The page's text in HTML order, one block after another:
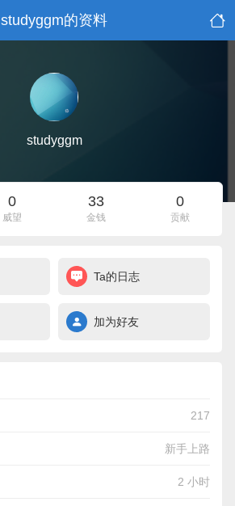
studyggm的资料
studyggm
0
威望
33
金钱
0
贡献
Ta的日志
加为好友
217
新手上路
2 小时